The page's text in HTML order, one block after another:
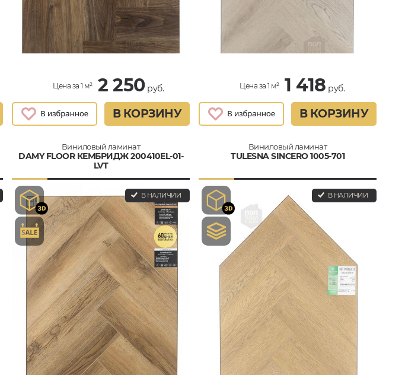
Цена за 1 м² 2 250руб.
В КОРЗИНУ
Цена за 1 м² 1 418 руб.
В КОРЗИНУ
Виниловый ламинат
DAMY FLOOR КЕМБРИДЖ 200410EL-01-
LVT
В НАЛИЧИИ
Виниловый ламинат
TULESNA SINCERO 1005-701
В НАЛИЧИИ